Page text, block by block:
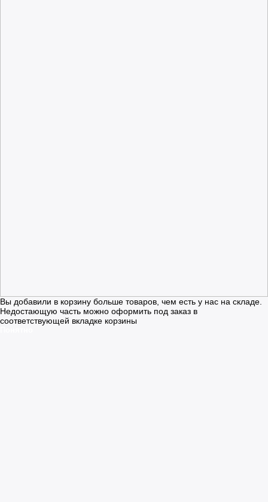
Вы добавили в корзину больше товаров, чем есть у нас на складе.
Недостающую часть можно оформить под заказ в
соответствующей вкладке корзины